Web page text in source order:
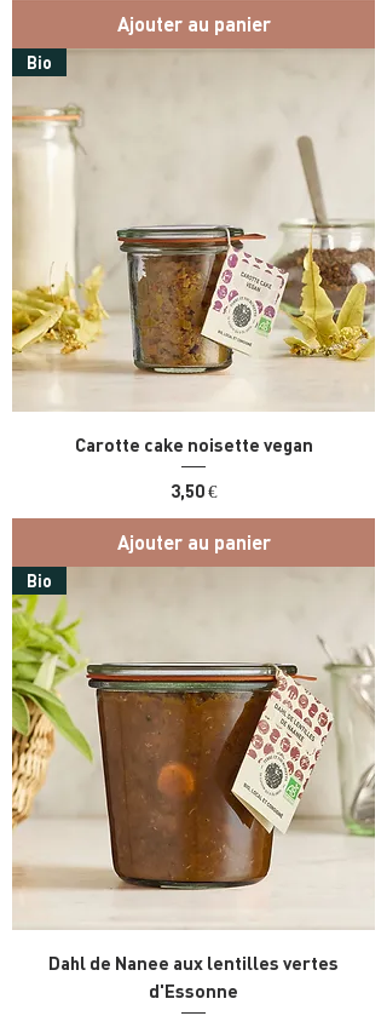
Ajouter au panier
Bio
Carotte cake noisette vegan
Prix
3,50 €
Ajouter au panier
Bio
Dahl de Nanee aux lentilles vertes
d'Essonne